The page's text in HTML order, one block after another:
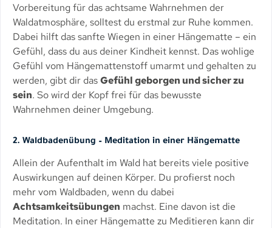
Vorbereitung für das achtsame Wahrnehmen der
Waldatmosphäre, solltest du erstmal zur Ruhe kommen.
Dabei hilft das sanfte Wiegen in einer Hängematte – ein
Gefühl, dass du aus deiner Kindheit kennst. Das wohlige
Gefühl vom Hängemattenstoff umarmt und gehalten zu
werden, gibt dir dasGefühl geborgen und sicher zu
sein. So wird der Kopf frei für das bewusste
Wahrnehmen deiner Umgebung.
2. Waldbadenübung – Meditation in einer Hängematte
Allein der Aufenthalt im Wald hat bereits viele positive
Auswirkungen auf deinen Körper. Du profierst noch
mehr vom Waldbaden, wenn du dabei
Achtsamkeitsübungen machst. Eine davon ist die
Meditation. In einer Hängematte zu Meditieren kann dir